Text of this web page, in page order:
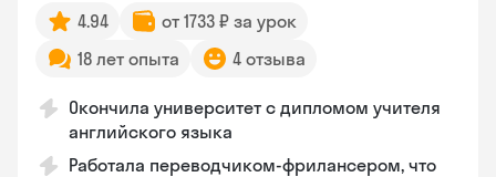
4.94
от 1733 ₽ за урок
18 лет опыта
4 отзыва
Окончила университет с дипломом учителя
английского языка
Работала переводчиком-фрилансером, что